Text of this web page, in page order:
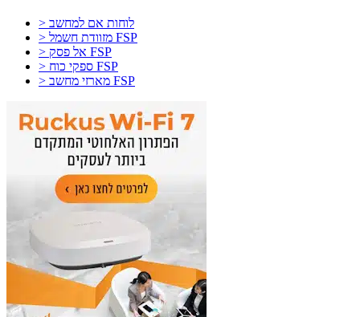
> לוחות אם למחשב
> מזוודת חשמל FSP
> אל פסק FSP
> ספקי כוח FSP
> מארזי מחשב FSP